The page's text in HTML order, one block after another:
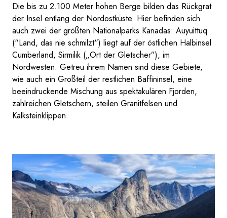
Die bis zu 2.100 Meter hohen Berge bilden das Rückgrat
der Insel entlang der Nordostküste. Hier befinden sich
auch zwei der größten Nationalparks Kanadas: Auyuittuq
(“Land, das nie schmilzt“) liegt auf der östlichen Halbinsel
Cumberland, Sirmilik („Ort der Gletscher”), im
Nordwesten. Getreu ihrem Namen sind diese Gebiete,
wie auch ein Großteil der restlichen Baffininsel, eine
beeindruckende Mischung aus spektakulären Fjorden,
zahlreichen Gletschern, steilen Granitfelsen und
Kalksteinklippen.